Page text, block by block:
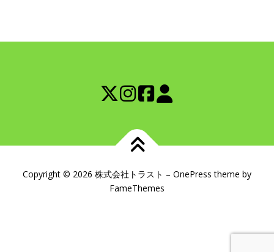
Copyright © 2026 株式会社トラスト – OnePress theme by
FameThemes